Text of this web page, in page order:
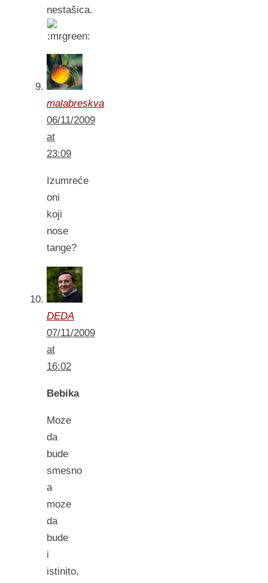
nestašica.
malabreskva
06/11/2009
at
23:09
Izumreće
oni
koji
nose
tange?
DEDA
07/11/2009
at
16:02
Bebika
Moze
da
bude
smesno
a
moze
da
bude
i
istinito,